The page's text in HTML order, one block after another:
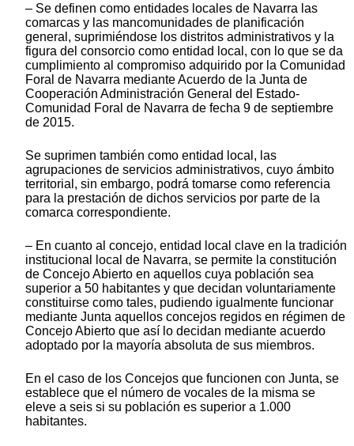
– Se definen como entidades locales de Navarra las
comarcas y las mancomunidades de planificación
general, suprimiéndose los distritos administrativos y la
figura del consorcio como entidad local, con lo que se da
cumplimiento al compromiso adquirido por la Comunidad
Foral de Navarra mediante Acuerdo de la Junta de
Cooperación Administración General del Estado-
Comunidad Foral de Navarra de fecha 9 de septiembre
de 2015.
Se suprimen también como entidad local, las
agrupaciones de servicios administrativos, cuyo ámbito
territorial, sin embargo, podrá tomarse como referencia
para la prestación de dichos servicios por parte de la
comarca correspondiente.
– En cuanto al concejo, entidad local clave en la tradición
institucional local de Navarra, se permite la constitución
de Concejo Abierto en aquellos cuya población sea
superior a 50 habitantes y que decidan voluntariamente
constituirse como tales, pudiendo igualmente funcionar
mediante Junta aquellos concejos regidos en régimen de
Concejo Abierto que así lo decidan mediante acuerdo
adoptado por la mayoría absoluta de sus miembros.
En el caso de los Concejos que funcionen con Junta, se
establece que el número de vocales de la misma se
eleve a seis si su población es superior a 1.000
habitantes.